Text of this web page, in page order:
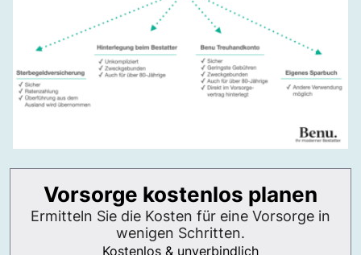
Vorsorge kostenlos planen
Ermitteln Sie die Kosten für eine Vorsorge in
wenigen Schritten.
Kostenlos & unverbindlich